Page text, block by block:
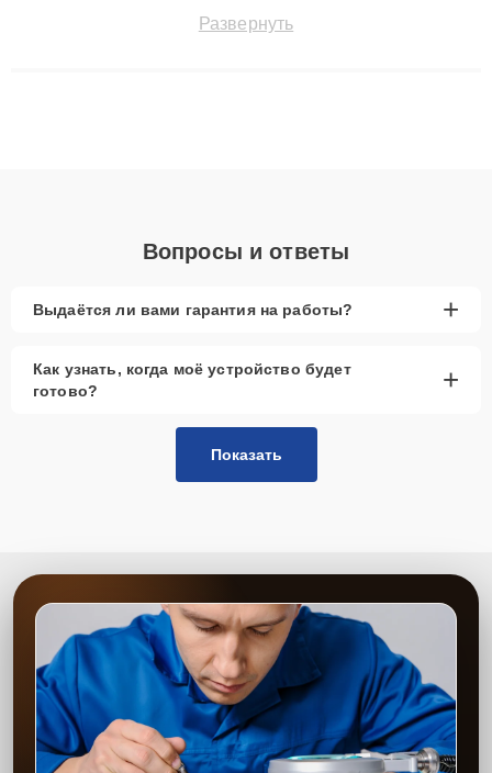
сохранением гарантии до 3 лет. Наши мастера решают
Развернуть
Вопросы и ответы
Выдаётся ли вами гарантия на работы? +
Как узнать, когда моё устройство будет
готово?
+
Показать